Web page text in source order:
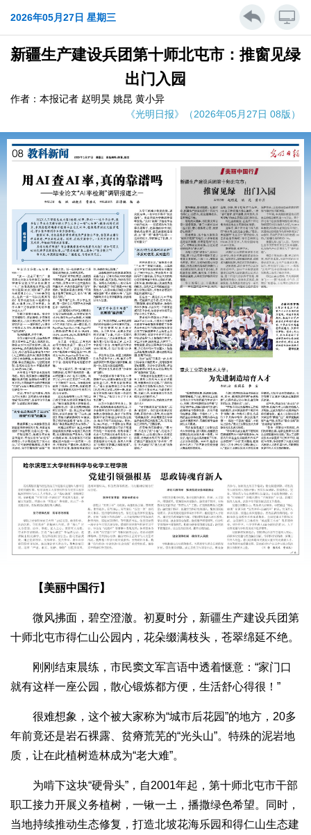
2026年05月27日 星期三
新疆生产建设兵团第十师北屯市：推窗见绿
出门入园
作者：本报记者 赵明昊 姚昆 黄小异
《光明日报》（2026年05月27日 08版）
【美丽中国行】
微风拂面，碧空澄澈。初夏时分，新疆生产建设兵团第
十师北屯市得仁山公园内，花朵缀满枝头，苍翠绵延不绝。
刚刚结束晨练，市民窦文军言语中透着惬意：“家门口
就有这样一座公园，散心锻炼都方便，生活舒心得很！”
很难想象，这个被大家称为“城市后花园”的地方，20多
年前竟还是岩石裸露、贫瘠荒芜的“光头山”。特殊的泥岩地
质，让在此植树造林成为“老大难”。
为啃下这块“硬骨头”，自2001年起，第十师北屯市干部
职工接力开展义务植树，一锹一土，播撒绿色希望。同时，
当地持续推动生态修复，打造北坡花海乐园和得仁山生态建